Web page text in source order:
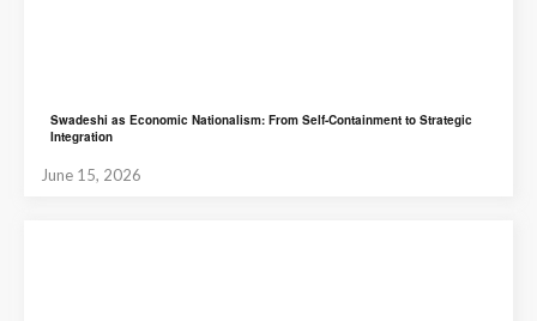
Swadeshi as Economic Nationalism: From Self-Containment to Strategic
Integration
June 15, 2026